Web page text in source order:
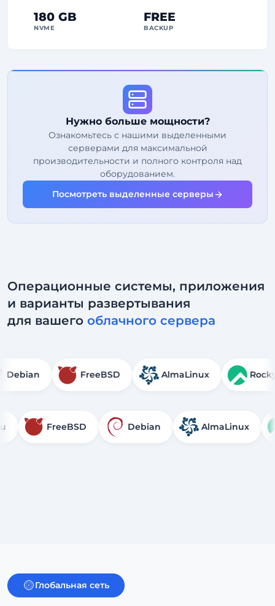
180 GB
NVME
FREE
BACKUP
Справедливое использование
Точки резервного копирования
Экспертная поддержка
ВыделенныйIP-адрес
Нужно больше мощности?
Ознакомьтесь с нашими выделенными
серверами для максимальной
производительности и полного контроля над
оборудованием.
Посмотреть выделенные серверы
Операционные системы, приложения
и варианты развертывания
для вашего облачного сервера
Debian FreeBSD AlmaLinux
FreeBSD Debian AlmaLinux
Глобальная сеть